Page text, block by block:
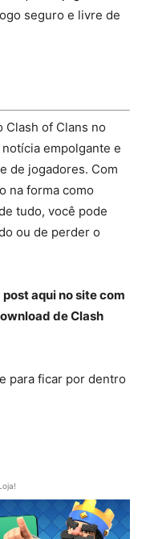
seguro e livre de
Clash of Clans no
notícia empolgante e
de jogadores. Com
na forma como
tudo, você pode
ou de perder o
aqui no site com
de Clash
para ficar por dentro